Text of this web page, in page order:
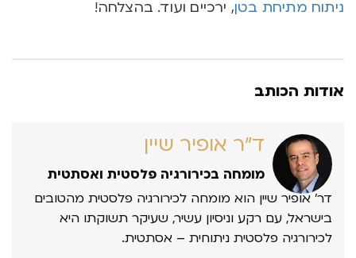
ניתוח מתיחת בטן, ירכיים ועוד. בהצלחה!
אודות הכותב
ד״ר אופיר שיין
מומחה בכירורגיה פלסטית ואסתטית
דר’ אופיר שיין הוא מומחה לכירורגיה פלסטית מהטובים
בישראל, עם רקע וניסיון עשיר, שעיקר תשוקתו היא
לכירורגיה פלסטית ניתוחית – אסתטית.